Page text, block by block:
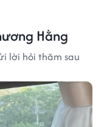
Hằng
lời hỏi thăm sau